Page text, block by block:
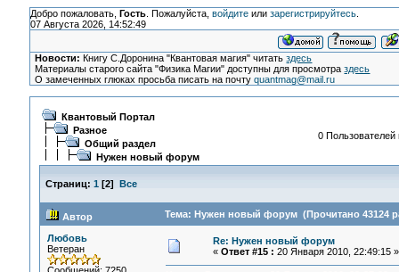
Добро пожаловать, Гость. Пожалуйста, войдитеили зарегистрируйтесь.
07 Августа 2026, 14:52:49
Новости: Книгу С.Доронина "Квантовая магия" читатьздесь
Материалы старого сайта "Физика Магии" доступны для просмотраздесь
О замеченных глюках просьба писать на почтуquantmag@mail.ru
Квантовый Портал
Разное
Общий раздел
Нужен новый форум
0 Пользователей
Страниц: 1 [2] Все
Автор Тема: Нужен новый форум (Прочитано 43124
Любовь
Ветеран
Re: Нужен новый форум
« Ответ #15 : 20 Января 2010, 22:49:15 »